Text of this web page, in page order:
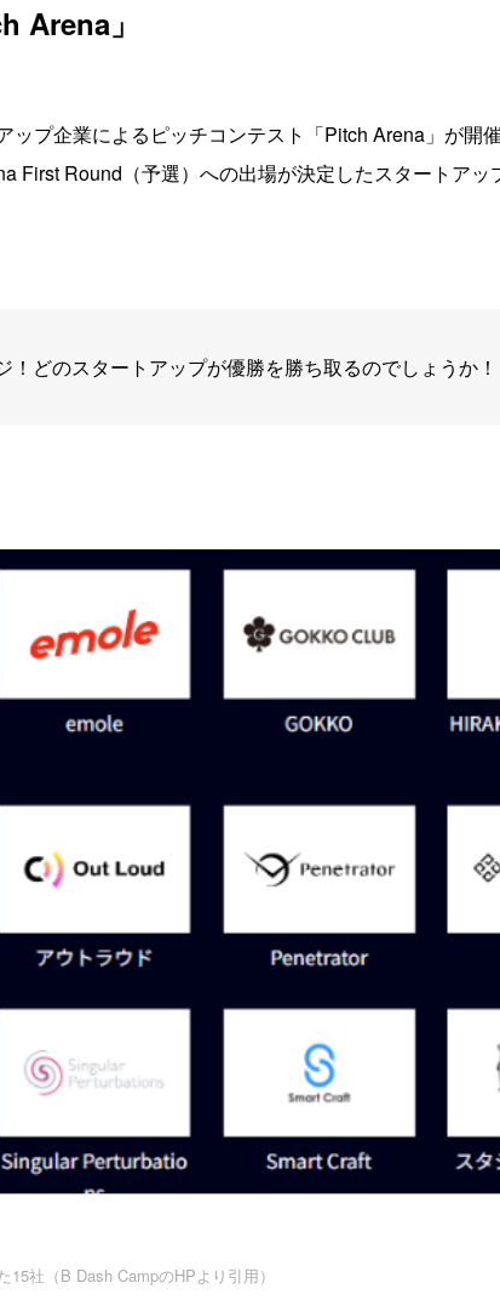
Arena」
プ企業によるピッチコンテスト「Pitch Arena」が開
First Round（予選）への出場が決定したスタートアッ
どのスタートアップが優勝を勝ち取るのでしょうか！
15社（B Dash CampのHPより引用）